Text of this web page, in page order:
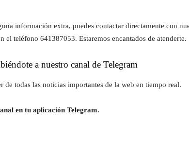
información extra, puedes contactar directamente con
el teléfono 641387053. Estaremos encantados de atenderte.
a nuestro canal de Telegram
de todas las noticias importantes de la web en tiempo real.
en tu aplicación Telegram.